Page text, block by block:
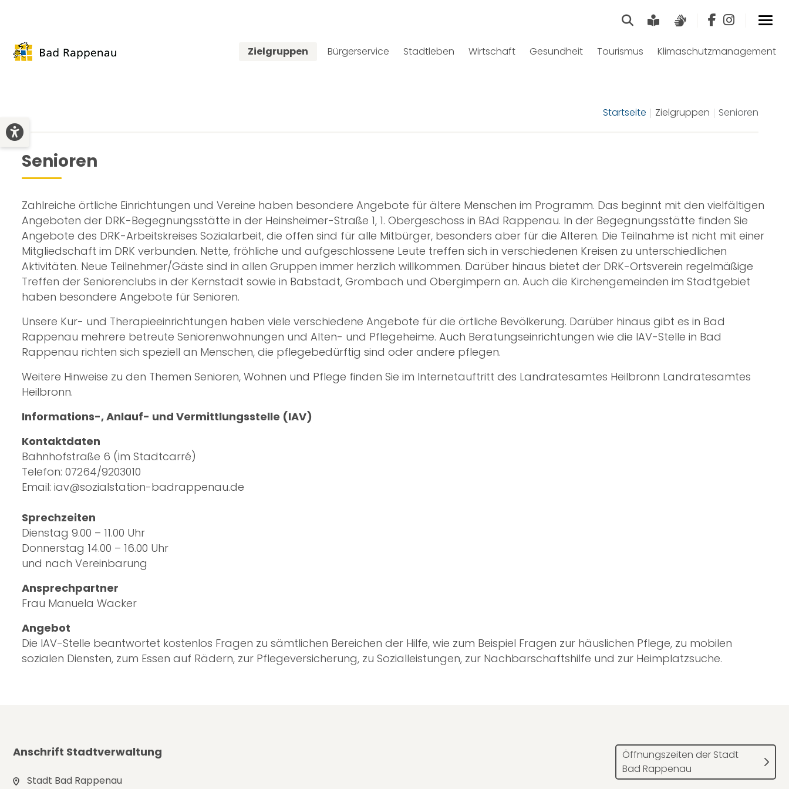
SucheLeichte Sprache
Zielgruppen Bürgerservice Stadtleben Wirtschaft Gesundheit Tourismus Klimaschutzmanagement
Startseite Zielgruppen Senioren
Senioren
Zahlreiche örtliche Einrichtungen und Vereine haben besondere Angebote für ältere Menschen im Programm. Das beginnt mit den vielfältigen
Angeboten der DRK-Begegnungsstätte in der Heinsheimer-Straße 1, 1. Obergeschoss in BAd Rappenau. In der Begegnungsstätte finden Sie
Angebote des DRK-Arbeitskreises Sozialarbeit, die offen sind für alle Mitbürger, besonders aber für die Älteren. Die Teilnahme ist nicht mit einer
Mitgliedschaft im DRK verbunden. Nette, fröhliche und aufgeschlossene Leute treffen sich in verschiedenen Kreisen zu unterschiedlichen
Aktivitäten. Neue Teilnehmer/Gäste sind in allen Gruppen immer herzlich willkommen. Darüber hinaus bietet der DRK-Ortsverein regelmäßige
Treffen der Seniorenclubs in der Kernstadt sowie in Babstadt, Grombach und Obergimpern an. Auch die Kirchengemeinden im Stadtgebiet
haben besondere Angebote für Senioren.
Unsere Kur- und Therapieeinrichtungen haben viele verschiedene Angebote für die örtliche Bevölkerung. Darüber hinaus gibt es in Bad
Rappenau mehrere betreute Seniorenwohnungen und Alten- und Pflegeheime. Auch Beratungseinrichtungen wie die IAV-Stelle in Bad
Rappenau richten sich speziell an Menschen, die pflegebedürftig sind oder andere pflegen.
Weitere Hinweise zu den Themen Senioren, Wohnen und Pflege finden Sie im Internetauftritt des Landratesamtes Heilbronn Landratesamtes
Heilbronn.
Informations-, Anlauf- und Vermittlungsstelle (IAV)
Kontaktdaten
Bahnhofstraße 6 (im Stadtcarré)
Telefon: 07264/9203010
Email: iav@sozialstation-badrappenau.de
Sprechzeiten
Dienstag 9.00 – 11.00 Uhr
Donnerstag 14.00 – 16.00 Uhr
und nach Vereinbarung
Ansprechpartner
Frau Manuela Wacker
Angebot
Die IAV-Stelle beantwortet kostenlos Fragen zu sämtlichen Bereichen der Hilfe, wie zum Beispiel Fragen zur häuslichen Pflege, zu mobilen
sozialen Diensten, zum Essen auf Rädern, zur Pflegeversicherung, zu Sozialleistungen, zur Nachbarschaftshilfe und zur Heimplatzsuche.
Anschrift Stadtverwaltung
Stadt Bad Rappenau
Öffnungszeiten der Stadt
Bad Rappenau